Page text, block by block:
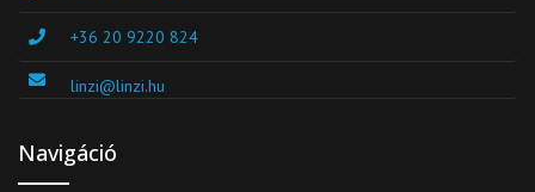
+36 20 9220 824
linzi@linzi.hu
Navigáció